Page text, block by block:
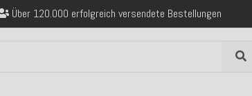
Sicher bezahlen mit Klarna, PayPal & Amazon Pay
Versand innerhalb Deutschlands ab 99€ Bestellwert